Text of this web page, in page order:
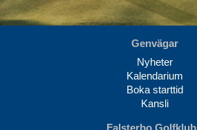
Genvägar
Nyheter
Kalendarium
Boka starttid
Kansli